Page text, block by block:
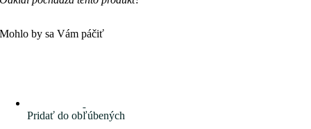
Mohlo by sa Vám páčiť
Pridať do obľúbených